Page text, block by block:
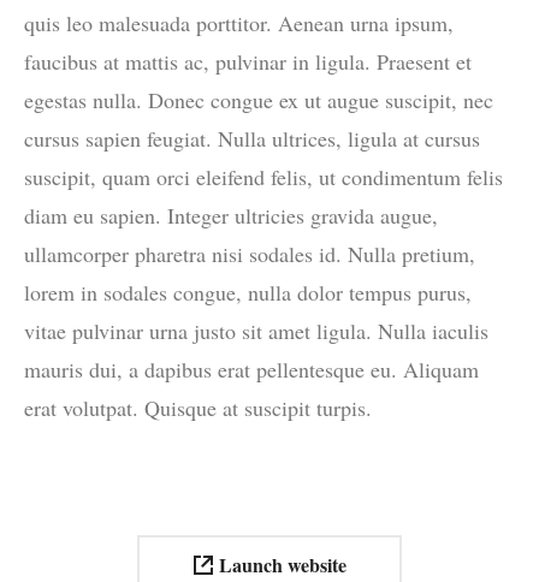
quis leo malesuada porttitor. Aenean urna ipsum,
faucibus at mattis ac, pulvinar in ligula. Praesent et
egestas nulla. Donec congue ex ut augue suscipit, nec
cursus sapien feugiat. Nulla ultrices, ligula at cursus
suscipit, quam orci eleifend felis, ut condimentum felis
diam eu sapien. Integer ultricies gravida augue,
ullamcorper pharetra nisi sodales id. Nulla pretium,
lorem in sodales congue, nulla dolor tempus purus,
vitae pulvinar urna justo sit amet ligula. Nulla iaculis
mauris dui, a dapibus erat pellentesque eu. Aliquam
erat volutpat. Quisque at suscipit turpis.
Launch website